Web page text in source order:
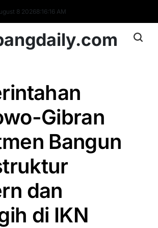
8 20268:16:17 AM
Gibran
Bangun
dan
di IKN